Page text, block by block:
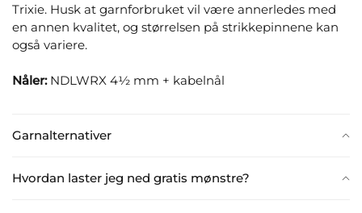
Garnalternativer
Hvordan laster jeg ned gratis mønstre?
Trixie. Husk at garnforbruket vil være annerledes med
en annen kvalitet, og størrelsen på strikkepinnene kan
også variere.
Nåler:NDLWRX 4½ mm + kabelnål